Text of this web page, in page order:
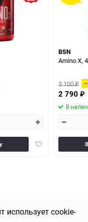
использует cookie-
Добавить
BSN
Amino X,
3 100₽
2 790 ₽
В